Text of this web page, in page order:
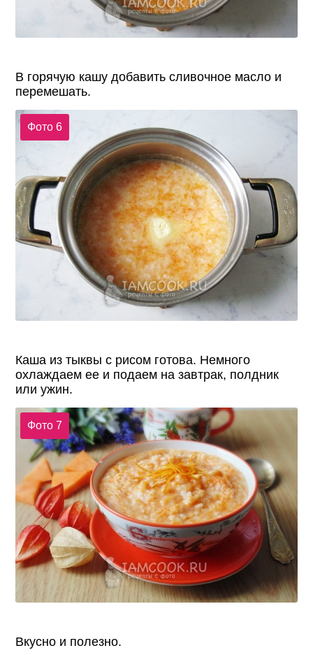
В горячую кашу добавить сливочное масло и
перемешать.
Фото 6
Каша из тыквы с рисом готова. Немного
охлаждаем ее и подаем на завтрак, полдник
или ужин.
Фото 7
Вкусно и полезно.